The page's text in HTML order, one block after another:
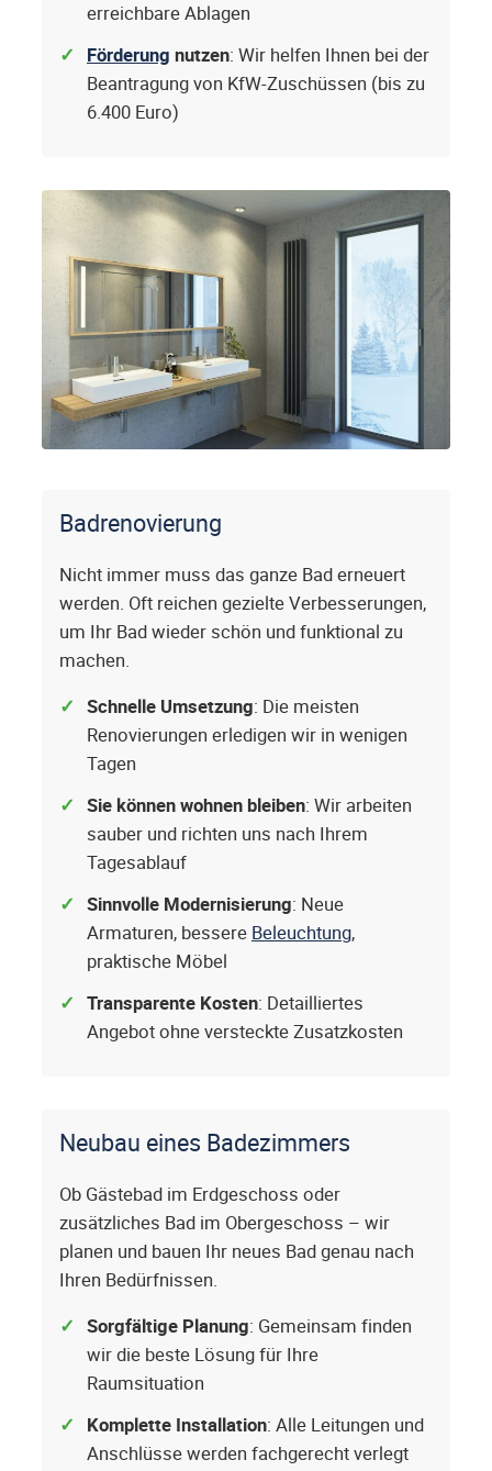
erreichbare Ablagen
Förderung nutzen: Wir helfen Ihnen bei der
Beantragung von KfW-Zuschüssen (bis zu
6.400 Euro)
Badrenovierung
Nicht immer muss das ganze Bad erneuert
werden. Oft reichen gezielte Verbesserungen,
um Ihr Bad wieder schön und funktional zu
machen.
Schnelle Umsetzung: Die meisten
Renovierungen erledigen wir in wenigen
Tagen
Sie können wohnen bleiben: Wir arbeiten
sauber und richten uns nach Ihrem
Tagesablauf
Sinnvolle Modernisierung: Neue
Armaturen, bessere Beleuchtung,
praktische Möbel
Transparente Kosten: Detailliertes
Angebot ohne versteckte Zusatzkosten
Neubau eines Badezimmers
Ob Gästebad im Erdgeschoss oder
zusätzliches Bad im Obergeschoss – wir
planen und bauen Ihr neues Bad genau nach
Ihren Bedürfnissen.
Sorgfältige Planung: Gemeinsam finden
wir die beste Lösung für Ihre
Raumsituation
Komplette Installation: Alle Leitungen und
Anschlüsse werden fachgerecht verlegt